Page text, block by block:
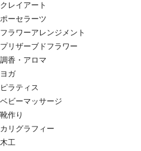
クレイアート
ポーセラーツ
フラワーアレンジメント
プリザーブドフラワー
調香・アロマ
ヨガ
ピラティス
ベビーマッサージ
靴作り
カリグラフィー
木工